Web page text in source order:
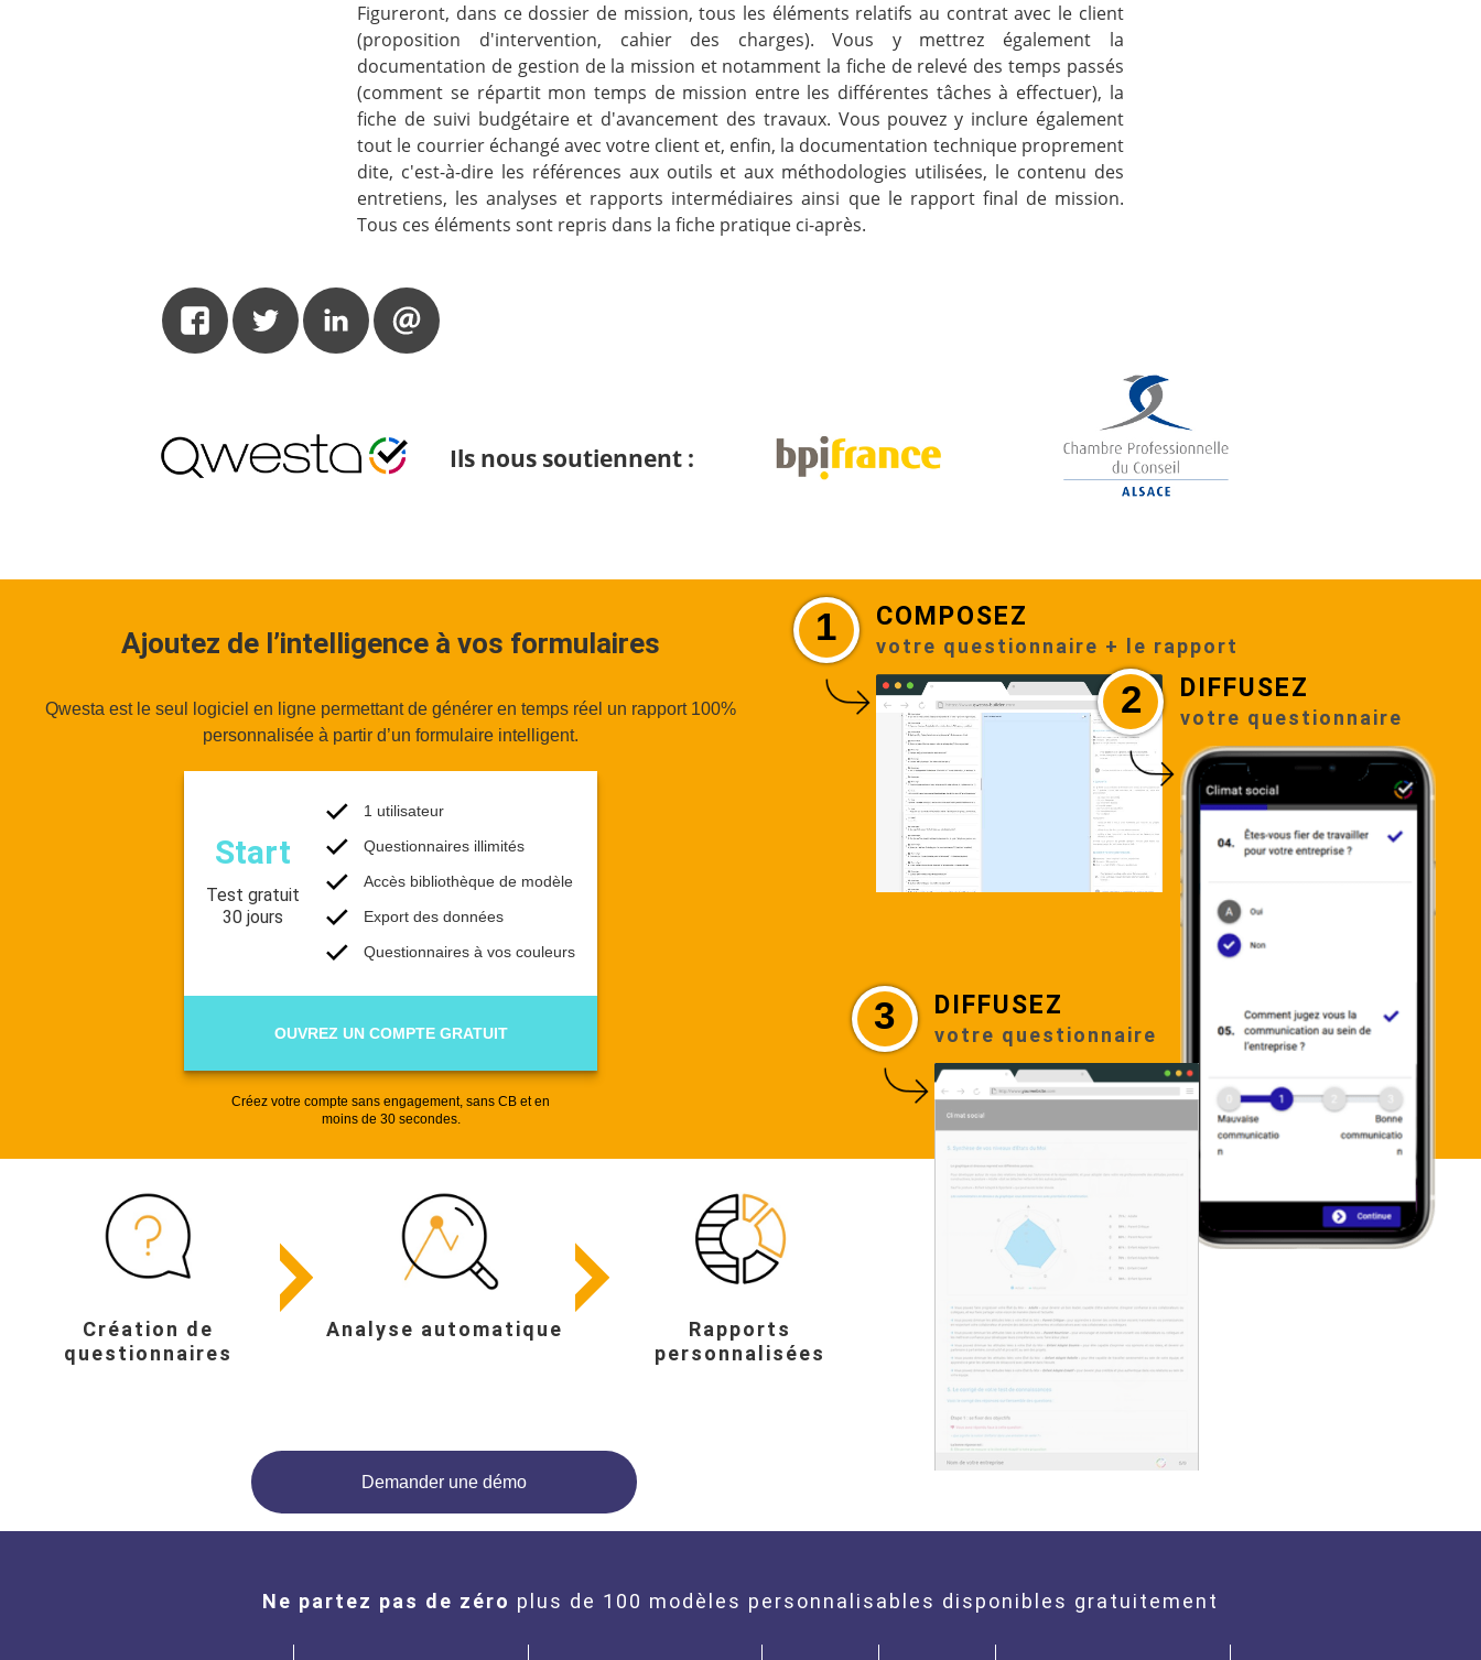
Figureront, dans ce dossier de mission, tous les éléments relatifs au contrat avec le client
(proposition d'intervention, cahier des charges). Vous y mettrez également la
documentation de gestion de la mission et notamment la fiche de relevé des temps passés
(comment se répartit mon temps de mission entre les différentes tâches à effectuer), la
fiche de suivi budgétaire et d'avancement des travaux. Vous pouvez y inclure également
tout le courrier échangé avec votre client et, enfin, la documentation technique proprement
dite, c'est-à-dire les références aux outils et aux méthodologies utilisées, le contenu des
entretiens, les analyses et rapports intermédiaires ainsi que le rapport final de mission.
Tous ces éléments sont repris dans la fiche pratique ci-après.
Ils nous soutiennent :
Ajoutez de l’intelligence à vos formulaires
Qwesta est le seul logiciel en ligne permettant de générer en temps réel un rapport 100%
personnalisée à partir d’un formulaire intelligent.
Start
Test gratuit
30 jours
1 utilisateur
Questionnaires illimités
Accès bibliothèque de modèle
Export des données
Questionnaires à vos couleurs
OUVREZ UN COMPTE GRATUIT
Créez votre compte sans engagement, sans CB et en
moins de 30 secondes.
1 COMPOSEZ
votre questionnaire + le rapport
2 DIFFUSEZ
votre questionnaire
3 DIFFUSEZ
votre questionnaire
Création de
questionnaires
Analyse automatique
Rapports
personnalisées
Demander une démo
Ne partez pas de zéro plus de 100 modèles personnalisables disponibles gratuitement